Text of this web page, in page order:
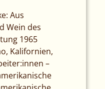
Aus
Wein des
1965
Kalifornien,
–